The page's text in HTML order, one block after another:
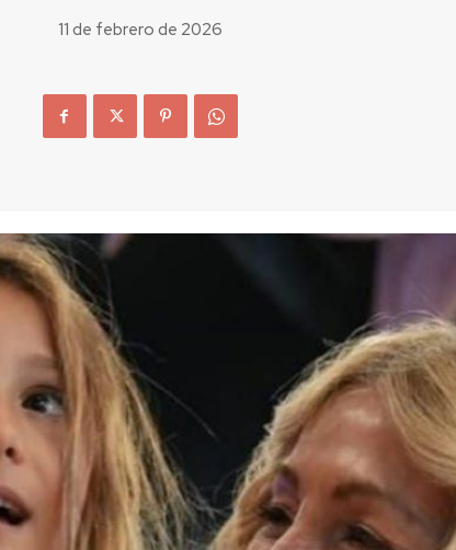
11 de febrero de 2026